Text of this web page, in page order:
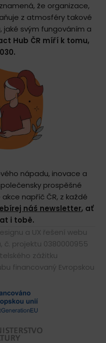
že organizace,
z atmosféry takové
jaké svým fungováním a
Hub ČR míří k tomu,
nápadu, inovace a
prospěšné
napříč ČR, z každé
náš newsletter, ať
i tobě.
a UX řešení webu
č. projektu 0380000955
zážitku
financovaný Evropskou